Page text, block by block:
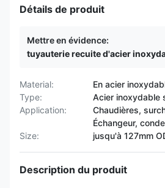
Détails de produit
Mettre en évidence:
tuyauterie recuite d'acier
Material:
En acier
Type:
Acier inoxydable
Application:
Chaudières,
Échangeur,
Size:
jusqu'à 127mm
Description du produit